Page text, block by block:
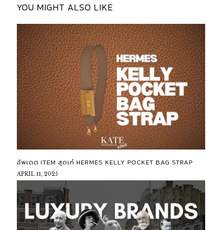
YOU MIGHT ALSO LIKE
อัพเดต ITEM สุดเก๋ HERMES KELLY POCKET BAG STRAP
APRIL 11, 2025